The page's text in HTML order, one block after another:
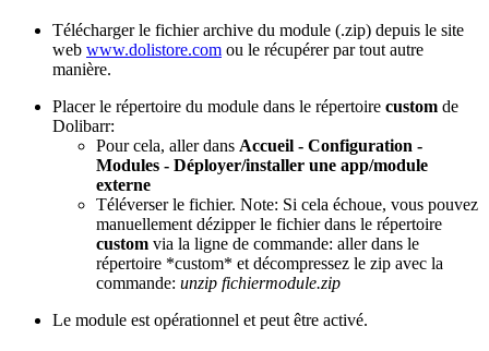
Télécharger le fichier archive du module (.zip) depuis le site
web www.dolistore.com ou le récupérer par tout autre
manière.
Placer le répertoire du module dans le répertoire custom de
Dolibarr:
Pour cela, aller dans Accueil - Configuration -
Modules - Déployer/installer une app/module
externe
Téléverser le fichier. Note: Si cela échoue, vous pouvez
manuellement dézipper le fichier dans le répertoire
custom via la ligne de commande: aller dans le
répertoire *custom* et décompressez le zip avec la
commande: unzip fichiermodule.zip
Le module est opérationnel et peut être activé.